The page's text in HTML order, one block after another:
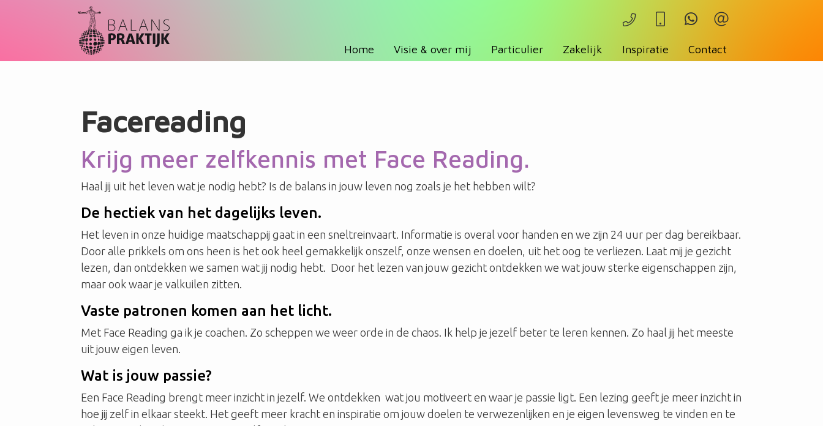
Home Visie & over mij Particulier Zakelijk Inspiratie Contact
Facereading
Krijg meer zelfkennis met Face Reading.
Haal jij uit het leven wat je nodig hebt? Is de balans in jouw leven nog zoals je het hebben wilt?
De hectiek van het dagelijks leven.
Het leven in onze huidige maatschappij gaat in een sneltreinvaart. Informatie is overal voor handen en we zijn 24 uur per dag bereikbaar.
Door alle prikkels om ons heen is het ook heel gemakkelijk onszelf, onze wensen en doelen, uit het oog te verliezen. Laat mij je gezicht
lezen, dan ontdekken we samen wat jij nodig hebt. Door het lezen van jouw gezicht ontdekken we wat jouw sterke eigenschappen zijn,
maar ook waar je valkuilen zitten.
Vaste patronen komen aan het licht.
Met Face Reading ga ik je coachen. Zo scheppen we weer orde in de chaos. Ik help je jezelf beter te leren kennen. Zo haal jij het meeste
uit jouw eigen leven.
Wat is jouw passie?
Een Face Reading brengt meer inzicht in jezelf. We ontdekken wat jou motiveert en waar je passie ligt. Een lezing geeft je meer inzicht in
hoe jij zelf in elkaar steekt. Het geeft meer kracht en inspiratie om jouw doelen te verwezenlijken en je eigen levensweg te vinden en te